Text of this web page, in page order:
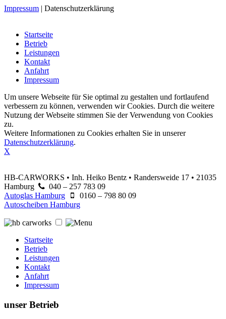
Impressum | Datenschutzerklärung
Startseite
Betrieb
Leistungen
Kontakt
Anfahrt
Impressum
Um unsere Webseite für Sie optimal zu gestalten und fortlaufend
verbessern zu können, verwenden wir Cookies. Durch die weitere
Nutzung der Webseite stimmen Sie der Verwendung von Cookies
zu.
Weitere Informationen zu Cookies erhalten Sie in unserer
Datenschutzerklärung.
X
HB-CARWORKS • Inh. Heiko Bentz • Randersweide 17 • 21035
Hamburg
040 – 257 783 09
Autoglas Hamburg
0160 – 798 80 09
Autoscheiben Hamburg
Startseite
Betrieb
Leistungen
Kontakt
Anfahrt
Impressum
unser Betrieb